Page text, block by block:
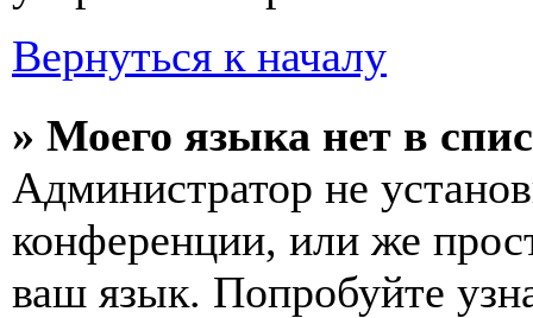
Вернуться к началу
» Моего языка нет в
Администратор не
конференции, или же
ваш язык. Попробуйте